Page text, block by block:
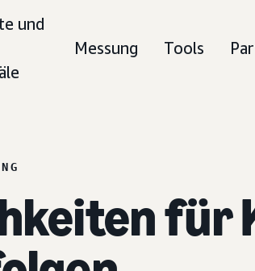
und
Messung Tools
für